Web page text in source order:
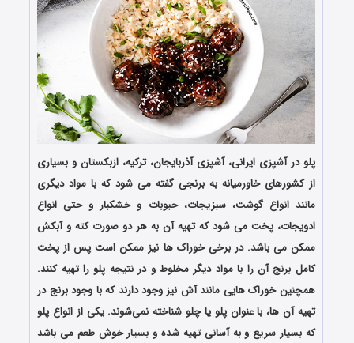
پلو در آشپزی ایرانی، آشپزی آذربایجان، ترکیه، ازبکستان و بسیاری
از کشورهای خاورمیانه به برنجی گفته می ‌شود که با مواد دیگری
مانند انواع گوشت، سبزیجات، حبوبات و خشکبار و حتی انواع
ادویجات، پخت می ‌شود که تهیه آن به هر دو صورت کته و آبکش
ممکن می باشد. در برخی خوراک‌ ها نیز ممکن است پس از پخت
کامل برنج آن را با مواد دیگر مخلوط و در نتیجه پلو را تهیه کنند.
همچنین خوراک‌ هایی مانند آش نیز وجود دارند که با وجود برنج در
تهیه آن ها، با عنوان پلو یا چلو شناخته نمی‌شوند. یکی از انواع پلو
که بسیار سریع و به آسانی تهیه شده و بسیار خوش طعم می باشد